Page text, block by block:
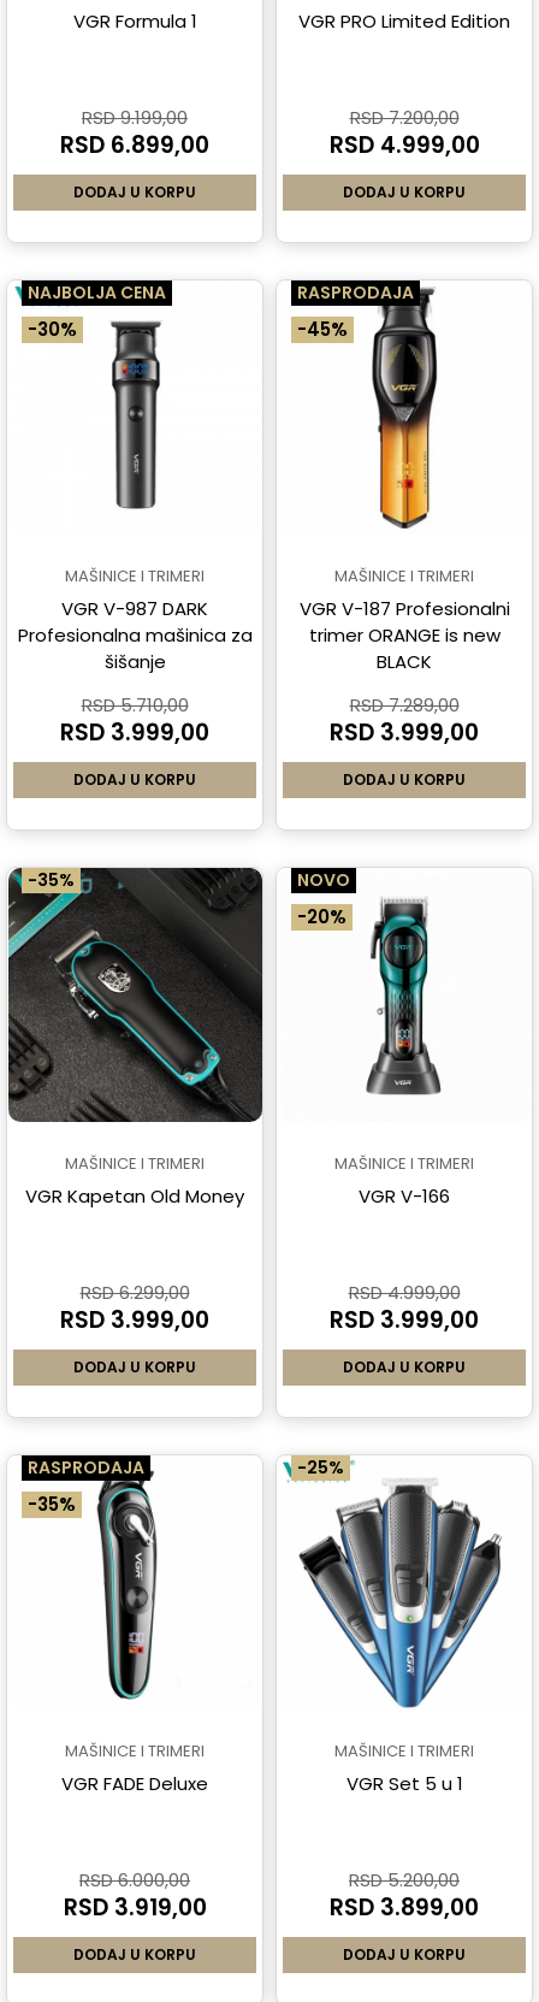
VGR Formula 1
RSD 9.199,00
RSD 6.899,00
DODAJ U KORPU
VGR PRO Limited Edition
RSD 7.200,00
RSD 4.999,00
DODAJ U KORPU
NAJBOLJA CENA
-30%
MAŠINICE I TRIMERI
VGR V-987 DARK
Profesionalna mašinica za
šišanje
RSD 5.710,00
RSD 3.999,00
DODAJ U KORPU
RASPRODAJA
-45%
MAŠINICE I TRIMERI
VGR V-187 Profesionalni
trimer ORANGE is new
BLACK
RSD 7.289,00
RSD 3.999,00
DODAJ U KORPU
-35%
MAŠINICE I TRIMERI
VGR Kapetan Old Money
RSD 6.299,00
RSD 3.999,00
DODAJ U KORPU
NOVO
-20%
MAŠINICE I TRIMERI
VGR V-166
RSD 4.999,00
RSD 3.999,00
DODAJ U KORPU
RASPRODAJA
-35%
MAŠINICE I TRIMERI
VGR FADE Deluxe
RSD 6.000,00
RSD 3.919,00
DODAJ U KORPU
-25%
MAŠINICE I TRIMERI
VGR Set 5 u 1
RSD 5.200,00
RSD 3.899,00
DODAJ U KORPU